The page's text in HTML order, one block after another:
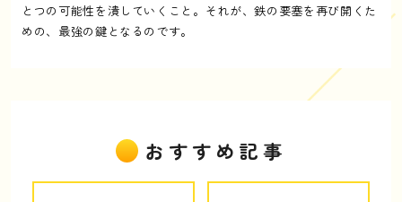
とつの可能性を潰していくこと。それが、鉄の要塞を再び開くた
めの、最強の鍵となるのです。
おすすめ記事